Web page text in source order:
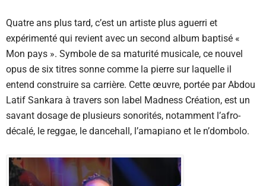
Quatre ans plus tard, c’est un artiste plus aguerri et
expérimenté qui revient avec un second album baptisé «
Mon pays ». Symbole de sa maturité musicale, ce nouvel
opus de six titres sonne comme la pierre sur laquelle il
entend construire sa carrière. Cette œuvre, portée par Abdou
Latif Sankara à travers son label Madness Création, est un
savant dosage de plusieurs sonorités, notamment l’afro-
décalé, le reggae, le dancehall, l’amapiano et le n’dombolo.